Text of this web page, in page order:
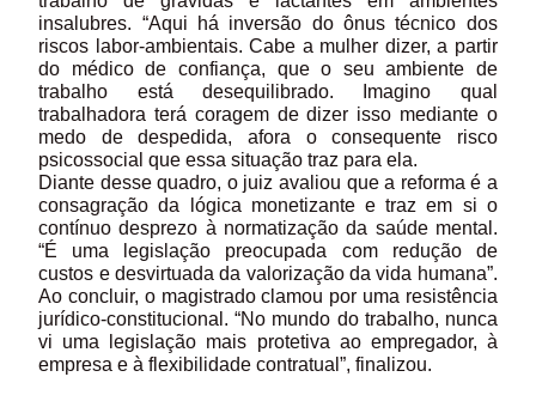
insalubres. “Aqui há inversão do ônus técnico dos
riscos labor-ambientais. Cabe a mulher dizer, a partir
do médico de confiança, que o seu ambiente de
trabalho está desequilibrado. Imagino qual
trabalhadora terá coragem de dizer isso mediante o
medo de despedida, afora o consequente risco
psicossocial que essa situação traz para ela.
Diante desse quadro, o juiz avaliou que a reforma é a
consagração da lógica monetizante e traz em si o
contínuo desprezo à normatização da saúde mental.
“É uma legislação preocupada com redução de
custos e desvirtuada da valorização da vida humana”.
Ao concluir, o magistrado clamou por uma resistência
jurídico-constitucional. “No mundo do trabalho, nunca
vi uma legislação mais protetiva ao empregador, à
empresa e à flexibilidade contratual”, finalizou.